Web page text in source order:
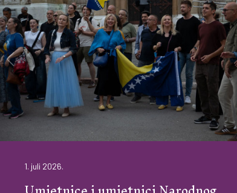
1. juli 2026.